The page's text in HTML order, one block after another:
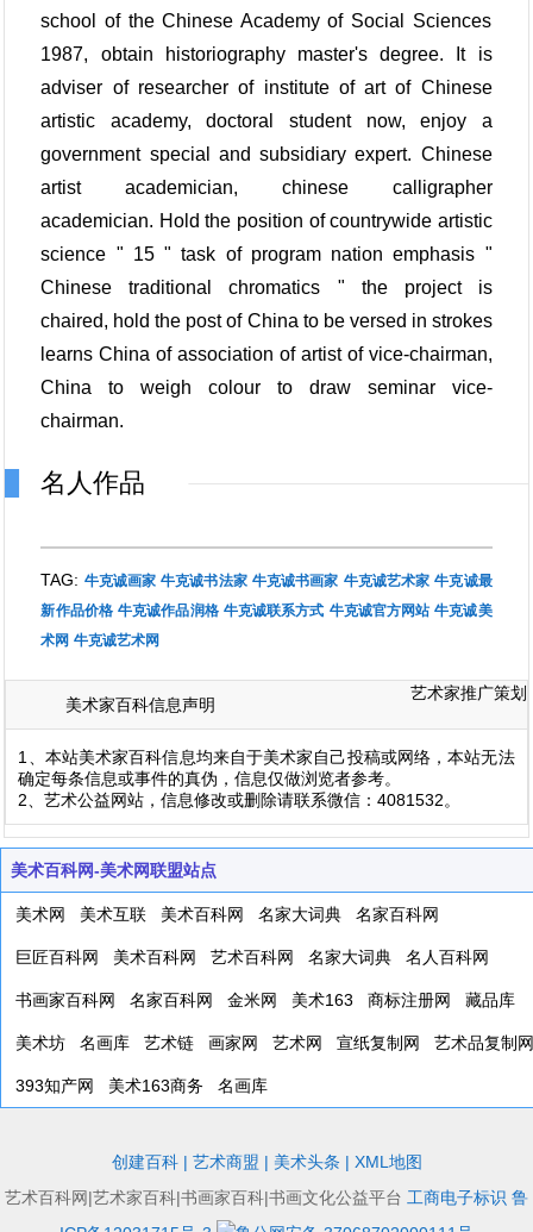
school of the Chinese Academy of Social Sciences
1987, obtain historiography master's degree. It is
adviser of researcher of institute of art of Chinese
artistic academy, doctoral student now, enjoy a
government special and subsidiary expert. Chinese
artist academician, chinese calligrapher
academician. Hold the position of countrywide artistic
science " 15 " task of program nation emphasis "
Chinese traditional chromatics " the project is
chaired, hold the post of China to be versed in strokes
learns China of association of artist of vice-chairman,
China to weigh colour to draw seminar vice-
chairman.
名人作品
TAG: 牛克诚画家 牛克诚书法家 牛克诚书画家 牛克诚艺术家 牛克诚最
新作品价格 牛克诚作品润格 牛克诚联系方式 牛克诚官方网站 牛克诚美
术网 牛克诚艺术网
美术家百科信息声明
艺术家推广策划
1、本站美术家百科信息均来自于美术家自己投稿或网络，本站无法
确定每条信息或事件的真伪，信息仅做浏览者参考。
2、艺术公益网站，信息修改或删除请联系微信：4081532。
美术百科网-美术网联盟站点
美术网 美术互联 美术百科网 名家大词典 名家百科网
巨匠百科网 美术百科网 艺术百科网 名家大词典 名人百科网
书画家百科网 名家百科网 金米网 美术163 商标注册网 藏品库
美术坊 名画库 艺术链 画家网 艺术网 宣纸复制网 艺术品复制网
393知产网 美术163商务 名画库
创建百科| 艺术商盟 | 美术头条 | XML地图
艺术百科网|艺术家百科|书画家百科|书画文化公益平台 工商电子标识 鲁